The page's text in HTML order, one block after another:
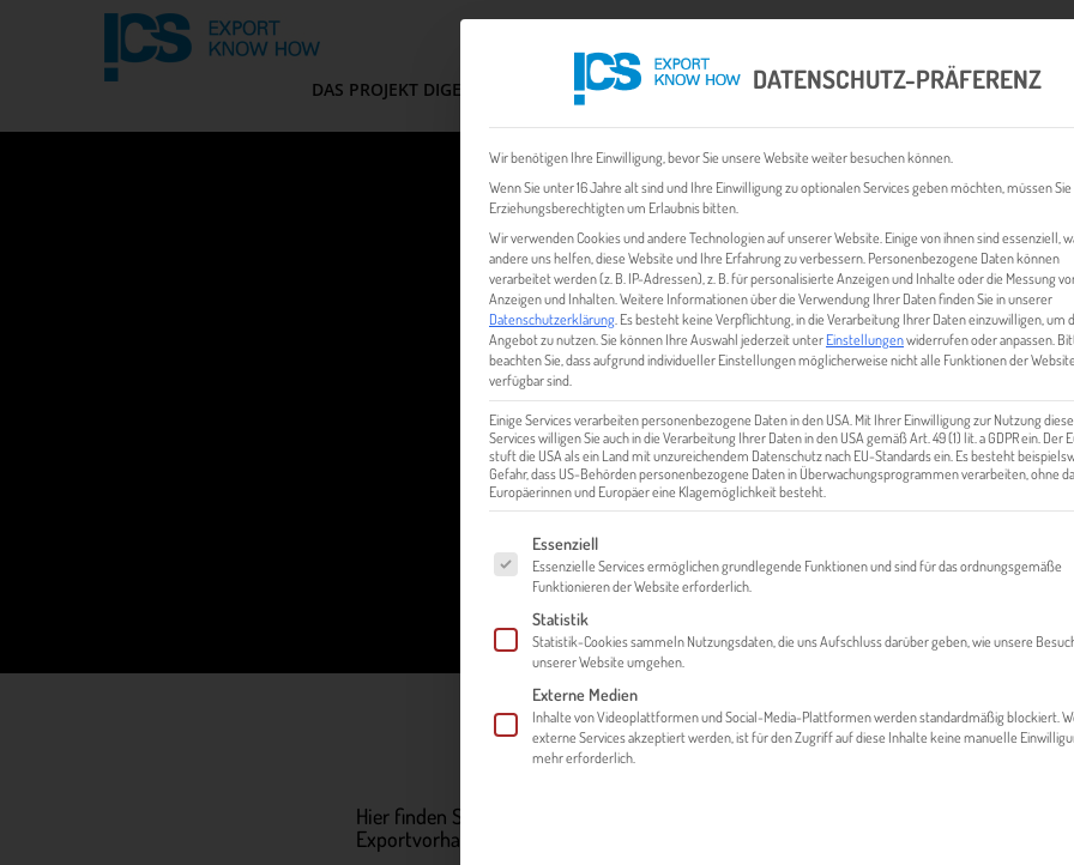
DAS PROJEKT DIGEM FIT CHECK EXPORT BUSINESS PLÄNE EVENTS & NEWS INHALT
FINANZEN & FÖRDERUNGEN
Hier finden Sie Fragen & Antworten zum Thema Geld, Finanzierung und
Exportvorhaben!
DATENSCHUTZ-PRÄFERENZ
Wir benötigen Ihre Einwilligung, bevor Sie unsere Website weiter besuchen können.
Wenn Sie unter 16 Jahre alt sind und Ihre Einwilligung zu optionalen Services geben möchten, müssen
Erziehungsberechtigten um Erlaubnis bitten.
Wir verwenden Cookies und andere Technologien auf unserer Website. Einige von ihnen sind essenziell,
andere uns helfen, diese Website und Ihre Erfahrung zu verbessern. Personenbezogene Daten können
verarbeitet werden (z. B. IP-Adressen), z. B. für personalisierte Anzeigen und Inhalte oder die Messung
Anzeigen und Inhalten. Weitere Informationen über die Verwendung Ihrer Daten finden Sie in unserer
Datenschutzerklärung Es besteht keine Verpflichtung, in die Verarbeitung Ihrer Daten einzuwilligen, um
Angebot zu nutzen. Sie können Ihre Auswahl jederzeit unterEinstellungenwiderrufen oder anpassen.
beachten Sie, dass aufgrund individueller Einstellungen möglicherweise nicht alle Funktionen der Website
verfügbar sind.
Einige Services verarbeiten personenbezogene Daten in den USA. Mit Ihrer Einwilligung zur Nutzung
Services willigen Sie auch in die Verarbeitung Ihrer Daten in den USA gemäß Art. 49 (1) lit. a GDPR ein. Der
stuft die USA als ein Land mit unzureichendem Datenschutz nach EU-Standards ein. Es besteht
Gefahr, dass US-Behörden personenbezogene Daten in Überwachungsprogrammen verarbeiten, ohne
Europäerinnen und Europäer eine Klagemöglichkeit besteht.
Es folgt eine Liste der Service-Gruppen, für die eine Einwilligung erteilt werden
Essenziell
Essenzielle Services ermöglichen grundlegende Funktionen und sind für das ordnungsgemäße
Funktionieren der Website erforderlich.
Statistik
Statistik-Cookies sammeln Nutzungsdaten, die uns Aufschluss darüber geben, wie unsere
unserer Website umgehen.
Externe Medien
Inhalte von Videoplattformen und Social-Media-Plattformen werden standardmäßig blockiert.
externe Services akzeptiert werden, ist für den Zugriff auf diese Inhalte keine manuelle
mehr erforderlich.